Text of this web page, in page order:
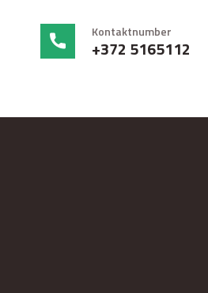
Kontaktnumber
+372 5165112